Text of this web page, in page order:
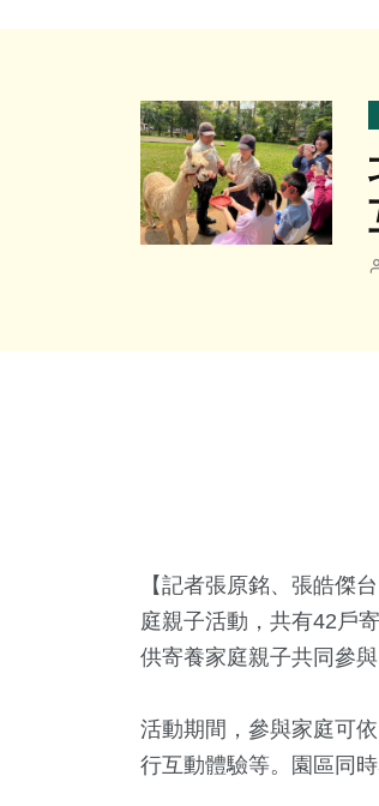
【記者張原銘、張皓傑
庭親子活動，共有42戶
供寄養家庭親子共同參與
活動期間，參與家庭可
行互動體驗等。園區同